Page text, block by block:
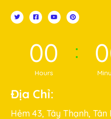
00
Hours
Địa Chỉ:
Hẻm 43, Tây Thạnh,